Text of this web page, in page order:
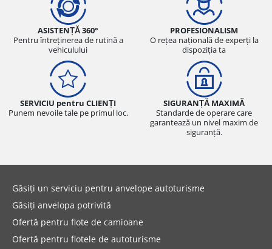
ASISTENȚĂ 360°
Pentru întreținerea de rutină a
vehiculului
PROFESIONALISM
O rețea națională de experți la
dispoziția ta
SERVICIU pentru CLIENȚI
Punem nevoile tale pe primul loc.
SIGURANȚĂ MAXIMĂ
Standarde de operare care
garantează un nivel maxim de
siguranță.
Găsiți un serviciu pentru anvelope autoturisme
Găsiți anvelopa potrivită
Ofertă pentru flote de camioane
Ofertă pentru flotele de autoturisme